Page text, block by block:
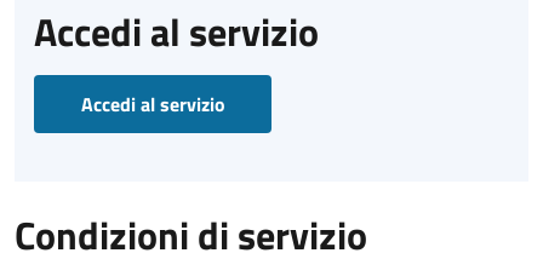
Accedi al servizio
Accedi al servizio
Condizioni di servizio